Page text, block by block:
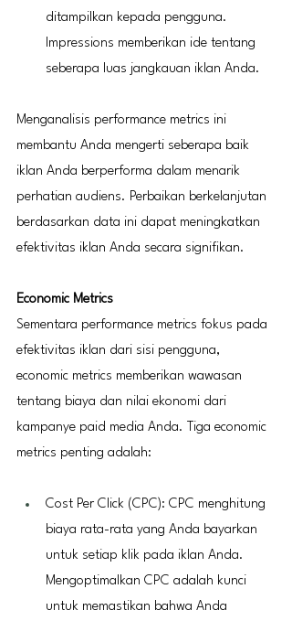
ditampilkan kepada pengguna.
Impressions memberikan ide tentang
seberapa luas jangkauan iklan Anda.
Menganalisis performance metrics ini
membantu Anda mengerti seberapa baik
iklan Anda berperforma dalam menarik
perhatian audiens. Perbaikan berkelanjutan
berdasarkan data ini dapat meningkatkan
efektivitas iklan Anda secara signifikan.
Economic Metrics
Sementara performance metrics fokus pada
efektivitas iklan dari sisi pengguna,
economic metrics memberikan wawasan
tentang biaya dan nilai ekonomi dari
kampanye paid media Anda. Tiga economic
metrics penting adalah:
Cost Per Click (CPC): CPC menghitung
biaya rata-rata yang Anda bayarkan
untuk setiap klik pada iklan Anda.
Mengoptimalkan CPC adalah kunci
untuk memastikan bahwa Anda